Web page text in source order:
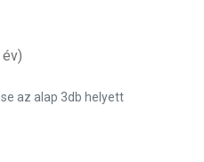
az alap 3db helyett